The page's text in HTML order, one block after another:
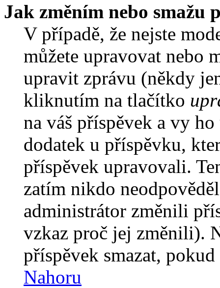
Jak změním nebo smažu
V případě, že nejste
můžete upravovat nebo
upravit zprávu (někdy
kliknutím na tlačítko
na váš příspěvek a vy
dodatek u příspěvku,
příspěvek upravovali.
zatím nikdo
administrátor změnili
vzkaz proč jej změnili).
příspěvek smazat,
Nahoru